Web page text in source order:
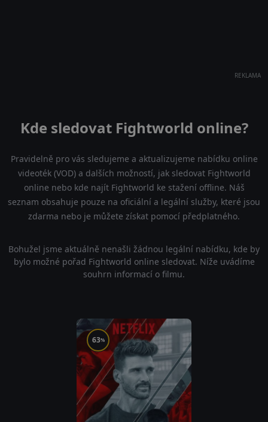
REKLAMA
Kde sledovat Fightworld online?
Pravidelně pro vás sledujeme a aktualizujeme nabídku online
videoték (VOD) a dalších možností, jak sledovat Fightworld
online nebo kde najít Fightworld ke stažení offline. Náš
seznam obsahuje pouze na oficiální a legální služby, které jsou
zdarma nebo je můžete získat pomocí předplatného.
Bohužel jsme aktuálně nenašli žádnou legální nabídku, kde by
bylo možné pořad Fightworld online sledovat. Níže uvádíme
souhrn informací o filmu.
63%